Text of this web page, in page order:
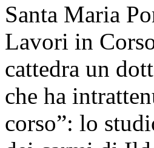
Santa Maria
Lavori in
cattedra un
che ha
corso”: lo